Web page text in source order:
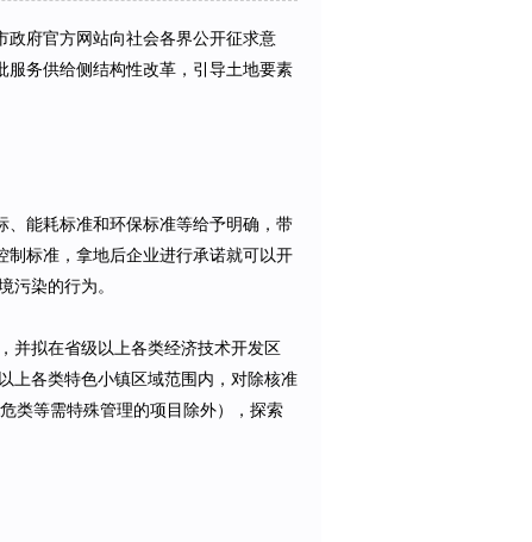
政府官方网站向社会各界公开征求意
服务供给侧结构性改革，引导土地要素
、能耗标准和环保标准等给予明确，带
制标准，拿地后企业进行承诺就可以开
污染的行为。
并拟在省级以上各类经济技术开发区
上各类特色小镇区域范围内，对除核准
类等需特殊管理的项目除外），探索